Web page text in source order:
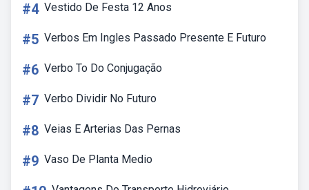
#4 Vestido De Festa 12 Anos
#5 Verbos Em Ingles Passado Presente E Futuro
#6 Verbo To Do Conjugação
#7 Verbo Dividir No Futuro
#8 Veias E Arterias Das Pernas
#9 Vaso De Planta Medio